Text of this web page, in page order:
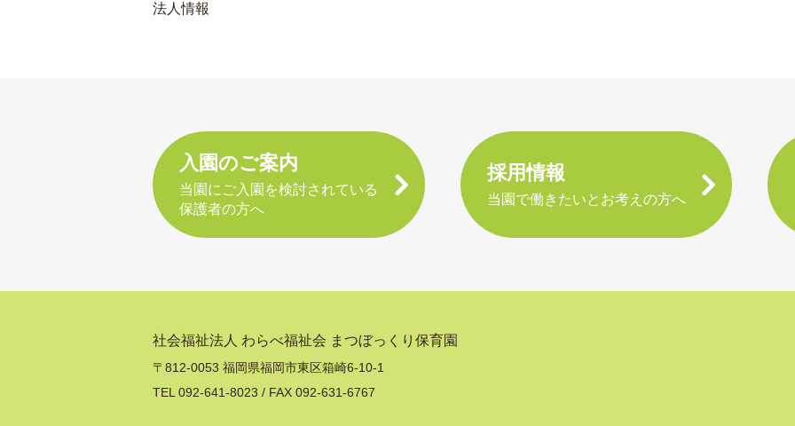
法人情報
入園のご案内
当園にご入園を検討されている
保護者の方へ
採用情報
当園で働きたいとお考えの方へ
社会福祉法人 わらべ福祉会 まつぼっくり保育園
〒812-0053 福岡県福岡市東区箱崎6-10-1
TEL 092-641-8023 / FAX 092-631-6767